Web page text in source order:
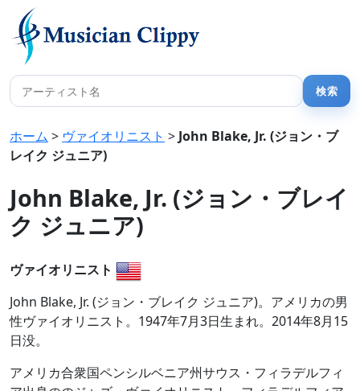
ホーム > ヴァイオリニスト > John Blake, Jr. (ジョン・ブ
レイク ジュニア)
John Blake, Jr. (ジョン・ブレイ
ク ジュニア)
ヴァイオリニスト
John Blake, Jr. (ジョン・ブレイク ジュニア)。アメリカの男
性ヴァイオリニスト。1947年7月3日生まれ。2014年8月15
日没。
アメリカ合衆国ペンシルベニア州サウス・フィラデルフィ